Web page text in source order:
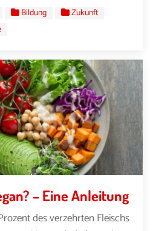
Bildung
Zukunft
– Eine Anleitung
des verzehrten Fleischs